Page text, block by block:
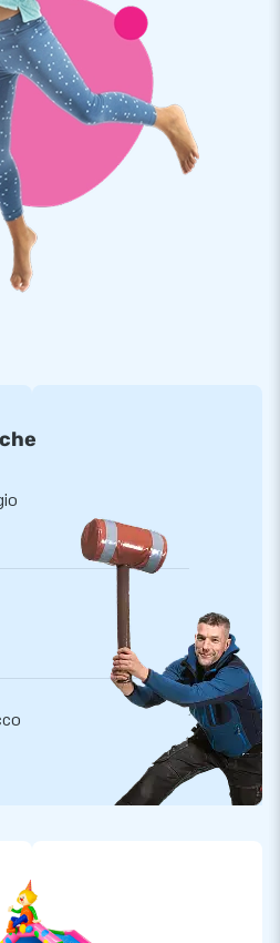
in più punti, dotati di cuciture
PVC di 650 gr di alta qualità.
e facili da pulire. Il saltarello è
di 5 anni. Per questo motivo,
il piacere di gioco ottimale per
scelto JB
fare i salti di gioia a